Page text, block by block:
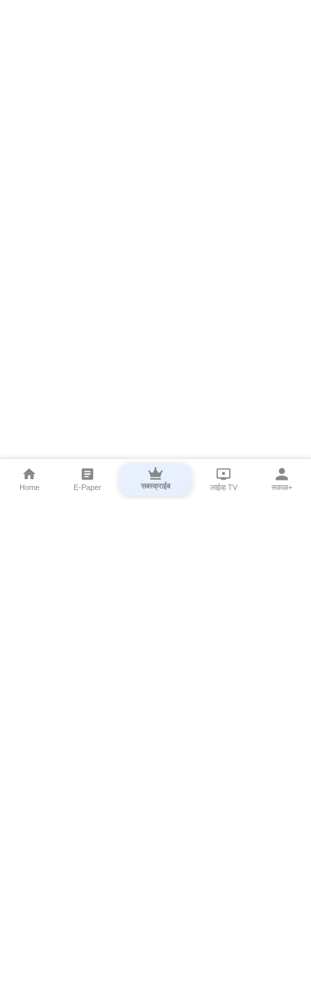
Home E-Paper सबस्क्राईब लाईव्ह TV सकाळ+